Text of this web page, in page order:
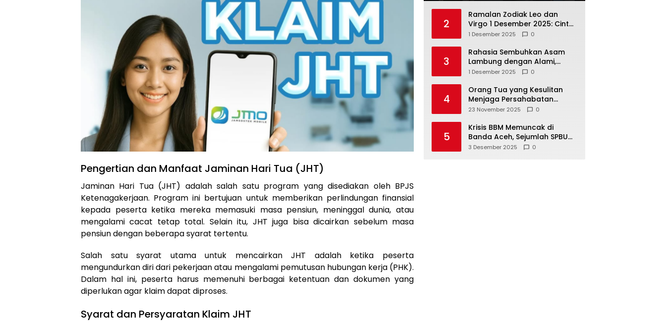
Pengertian dan Manfaat Jaminan Hari Tua (JHT)
Jaminan Hari Tua (JHT) adalah salah satu program yang disediakan oleh BPJS
Ketenagakerjaan. Program ini bertujuan untuk memberikan perlindungan finansial
kepada peserta ketika mereka memasuki masa pensiun, meninggal dunia, atau
mengalami cacat tetap total. Selain itu, JHT juga bisa dicairkan sebelum masa
pensiun dengan beberapa syarat tertentu.
Salah satu syarat utama untuk mencairkan JHT adalah ketika peserta
mengundurkan diri dari pekerjaan atau mengalami pemutusan hubungan kerja (PHK).
Dalam hal ini, peserta harus memenuhi berbagai ketentuan dan dokumen yang
diperlukan agar klaim dapat diproses.
Syarat dan Persyaratan Klaim JHT
2
Ramalan Zodiak Leo dan
Virgo 1 Desember 2025: Cinta,
Karir, Kesehatan, dan
1 Desember 2025 0
3
Rahasia Sembuhkan Asam
Lambung dengan Alami,
Nomor 4 Disalahpahami
1 Desember 2025 0
4
Orang Tua yang Kesulitan
Menjaga Persahabatan
Biasanya Lakukan 8 Hal Ini
23 November 2025 0
5
Krisis BBM Memuncak di
Banda Aceh, Sejumlah SPBU
Tutup Total
3 Desember 2025 0